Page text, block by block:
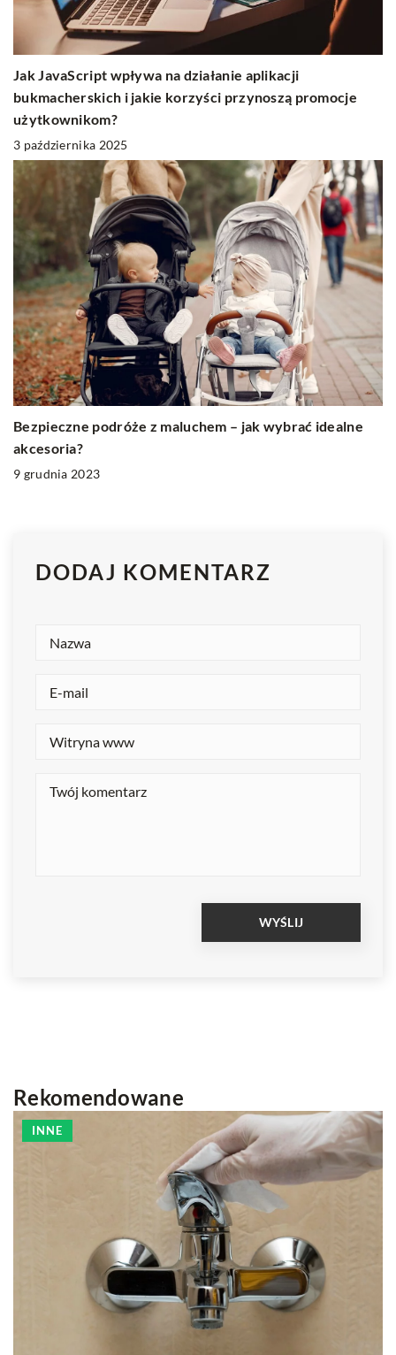
Jak JavaScript wpływa na działanie aplikacji
bukmacherskich i jakie korzyści przynoszą promocje
użytkownikom?
3 października 2025
Bezpieczne podróże z maluchem – jak wybrać idealne
akcesoria?
9 grudnia 2023
DODAJ KOMENTARZ
Rekomendowane
INNE